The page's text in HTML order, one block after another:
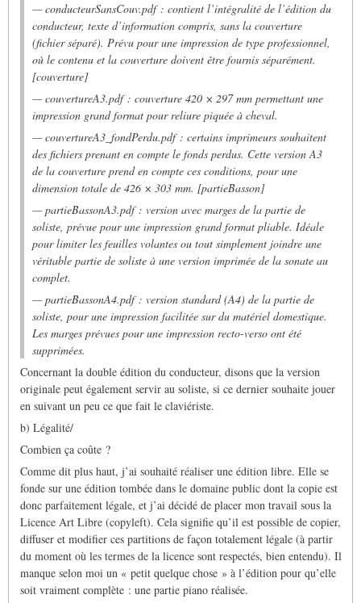
— conducteurSansCouv.pdf : contient l’intégralité de l’édition du
conducteur, texte d’information compris, sans la couverture
(fichier séparé). Prévu pour une impression de type professionnel,
où le contenu et la couverture doivent être fournis séparément.
[couverture]
— couvertureA3.pdf : couverture 420 × 297 mm permettant une
impression grand format pour reliure piquée à cheval.
— couvertureA3_fondPerdu.pdf : certains imprimeurs souhaitent
des fichiers prenant en compte le fonds perdus. Cette version A3
de la couverture prend en compte ces conditions, pour une
dimension totale de 426 × 303 mm. [partieBasson]
— partieBassonA3.pdf : version avec marges de la partie de
soliste, prévue pour une impression grand format pliable. Idéale
pour limiter les feuilles volantes ou tout simplement joindre une
véritable partie de soliste à une version imprimée de la sonate au
complet.
— partieBassonA4.pdf : version standard (A4) de la partie de
soliste, pour une impression facilitée sur du matériel domestique.
Les marges prévues pour une impression recto-verso ont été
supprimées.
Concernant la double édition du conducteur, disons que la version
originale peut également servir au soliste, si ce dernier souhaite jouer
en suivant un peu ce que fait le claviériste.
b) Légalité/
Combien ça coûte ?
Comme dit plus haut, j’ai souhaité réaliser une édition libre. Elle se
fonde sur une édition tombée dans le domaine public dont la copie est
donc parfaitement légale, et j’ai décidé de placer mon travail sous la
Licence Art Libre (copyleft). Cela signifie qu’il est possible de copier,
diffuser et modifier ces partitions de façon totalement légale (à partir
du moment où les termes de la licence sont respectés, bien entendu). Il
manque selon moi un « petit quelque chose » à l’édition pour qu’elle
soit vraiment complète : une partie piano réalisée.